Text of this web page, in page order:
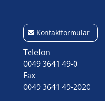
Kontaktformular
Telefon
0049 3641 49-0
Fax
0049 3641 49-2020